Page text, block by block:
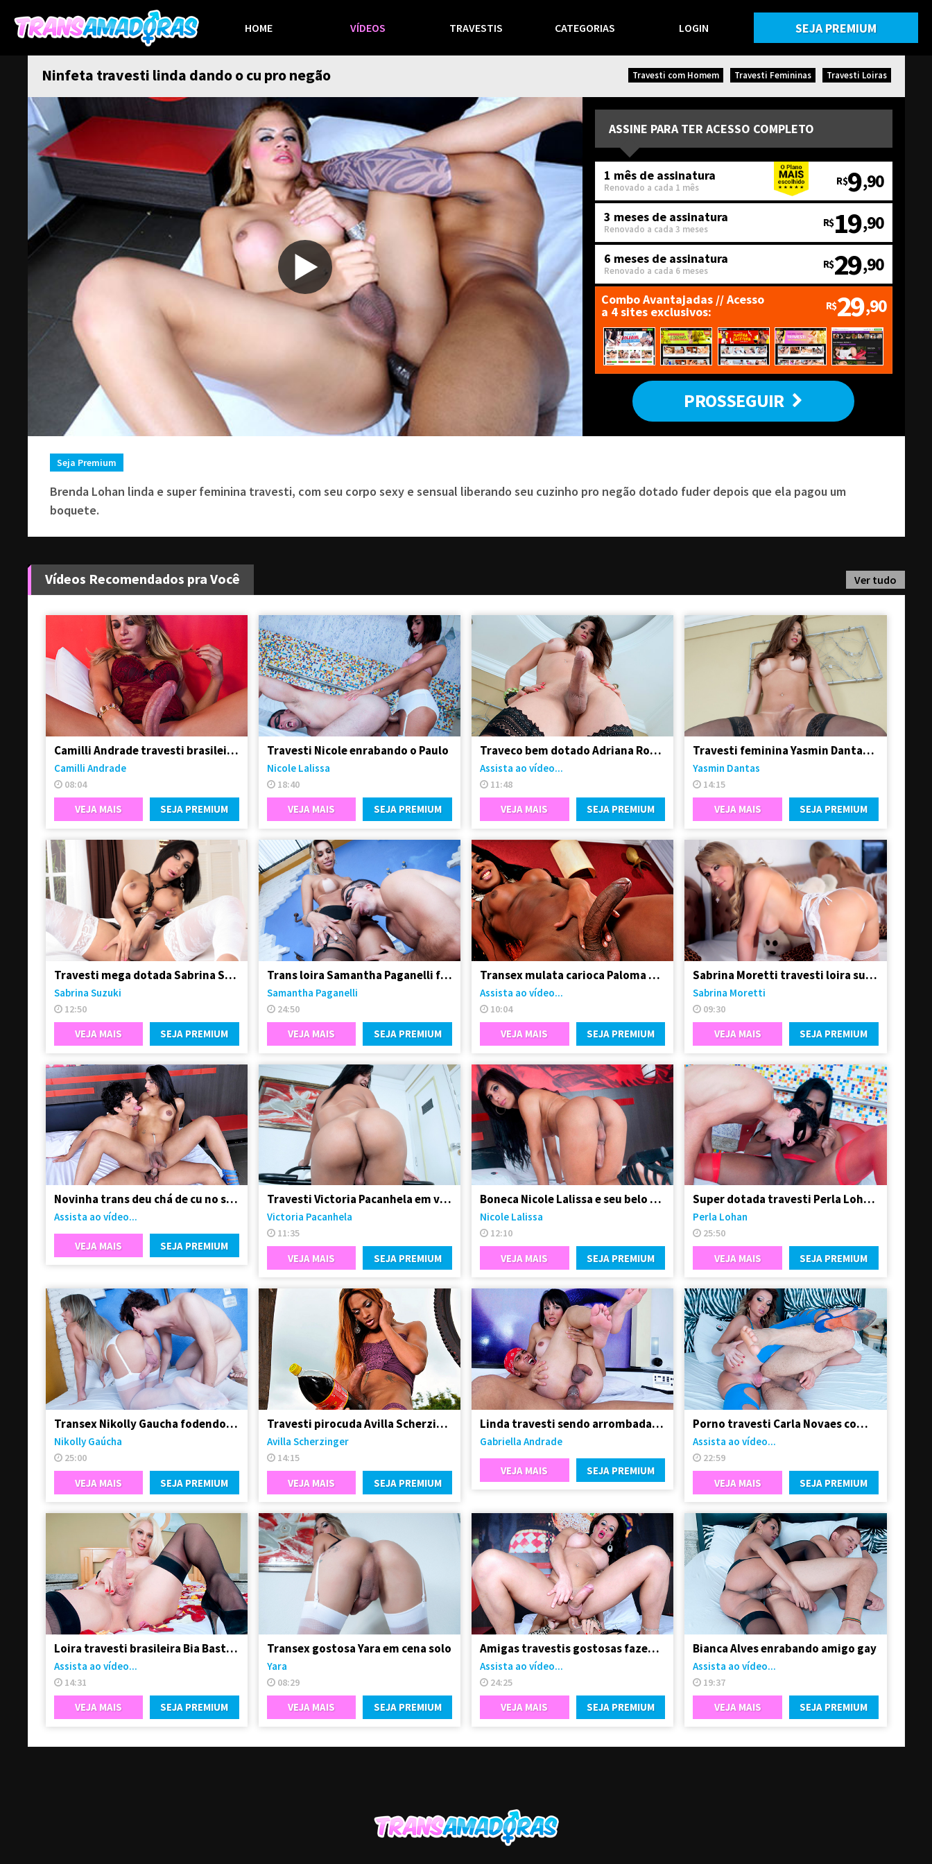
HOME VÍDEOS TRAVESTIS CATEGORIAS LOGIN SEJA PREMIUM
Ninfeta travesti linda dando o cu pro negão Travesti com Homem Travesti Femininas Travesti Loiras
ASSINE PARA TER ACESSO COMPLETO
1 mês de assinatura
Renovado a cada 1 mês R$9,90
3 meses de assinatura
Renovado a cada 3 meses R$19,90
6 meses de assinatura
Renovado a cada 6 meses R$29,90
Combo Avantajadas // Acesso
a 4 sites exclusivos R$29,90
PROSSEGUIR
Seja Premium
Brenda Lohan linda e super feminina travesti, com seu corpo sexy e sensual liberando seu cuzinho pro negão dotado fuder depois que ela pagou um
boquete.
Vídeos Recomendados pra Você Ver tudo
Camilli Andrade travesti brasileira bem dotada de pau
Camilli Andrade
08:04
VEJA MAIS SEJA PREMIUM
Travesti Nicole enrabando o Paulo
Nicole Lalissa
18:40
VEJA MAIS SEJA PREMIUM
Traveco bem dotado Adriana Rodrigues
Assista ao vídeo...
11:48
VEJA MAIS SEJA PREMIUM
Travesti feminina Yasmin Dantas se exibindo na live
Yasmin Dantas
14:15
VEJA MAIS SEJA PREMIUM
Travesti mega dotada Sabrina Suzuki em vídeo solo
Sabrina Suzuki
12:50
VEJA MAIS SEJA PREMIUM
Trans loira Samantha Paganelli fodeu seu amigo passivo
Samantha Paganelli
24:50
VEJA MAIS SEJA PREMIUM
Transex mulata carioca Paloma Dbiath
Assista ao vídeo...
10:04
VEJA MAIS SEJA PREMIUM
Sabrina Moretti travesti loira super feminina
Sabrina Moretti
09:30
VEJA MAIS SEJA PREMIUM
Novinha trans deu chá de cu no seu namorado
Assista ao vídeo...
VEJA MAIS SEJA PREMIUM
Travesti Victoria Pacanhela em vídeo solo
Victoria Pacanhela
11:35
VEJA MAIS SEJA PREMIUM
Boneca Nicole Lalissa e seu belo e grande dote
Nicole Lalissa
12:10
VEJA MAIS SEJA PREMIUM
Super dotada travesti Perla Lohan fodeu o garotão
Perla Lohan
25:50
VEJA MAIS SEJA PREMIUM
Transex Nikolly Gaucha fodendo o boy Marquinhos
Nikolly Gaúcha
25:00
VEJA MAIS SEJA PREMIUM
Travesti pirocuda Avilla Scherzinger
Avilla Scherzinger
14:15
VEJA MAIS SEJA PREMIUM
Linda travesti sendo arrombada pelo seu Boy
Gabriella Andrade
VEJA MAIS SEJA PREMIUM
Porno travesti Carla Novaes comendo homem
Assista ao vídeo...
22:59
VEJA MAIS SEJA PREMIUM
Loira travesti brasileira Bia Bastos pelada
Assista ao vídeo...
14:31
VEJA MAIS SEJA PREMIUM
Transex gostosa Yara em cena solo
Yara
08:29
VEJA MAIS SEJA PREMIUM
Amigas travestis gostosas fazendo troca-troca
Assista ao vídeo...
24:25
VEJA MAIS SEJA PREMIUM
Bianca Alves enrabando amigo gay
Assista ao vídeo...
19:37
VEJA MAIS SEJA PREMIUM